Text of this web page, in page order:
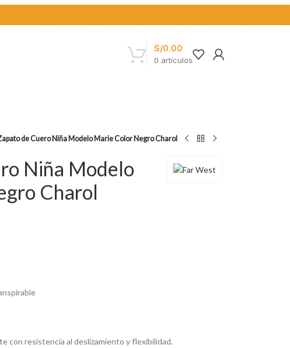
0 artículos
S/0.00
de Cuero Niña Modelo Marie Color Negro Charol
Niña Modelo
Charol
con resistencia al deslizamiento y flexibilidad.